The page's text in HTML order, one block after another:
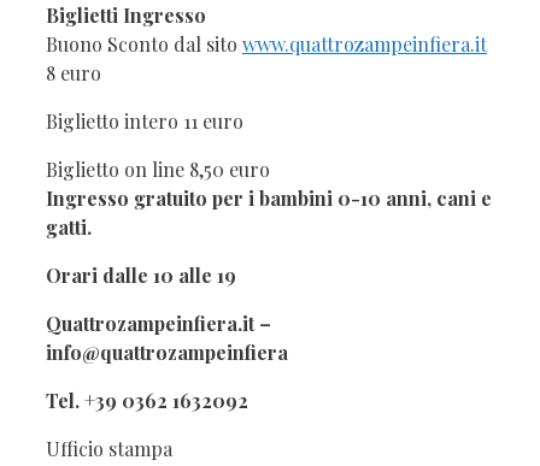
Biglietti Ingresso
Buono Sconto dal sito www.quattrozampeinfiera.it
8 euro
Biglietto intero 11 euro
Biglietto on line 8,50 euro
Ingresso gratuito per i bambini 0-10 anni, cani e
gatti.
Orari dalle 10 alle 19
Quattrozampeinfiera.it –
info@quattrozampeinfiera
Tel. +39 0362 1632092
Ufficio stampa